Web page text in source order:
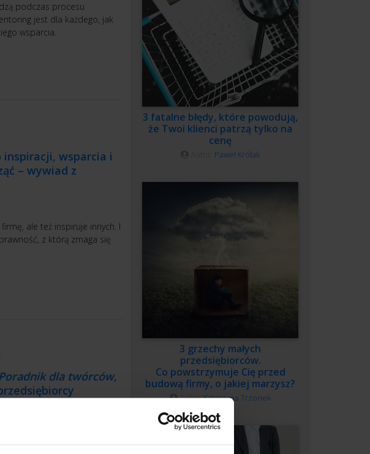
podczas procesu
jest dla każdego, jak
wsparcia.
inspiracji, wsparcia i
– wywiad z
ale też inspiruje innych. I
z którą zmaga się
dla twórców,
3 fatalne błędy, które powodują,
że Twoi klienci patrzą tylko na
cenę
Paweł Królak
3 grzechy małych
przedsiębiorców.
Co powstrzymuje Cię przed
budową firmy, o jakiej marzysz?
Autor:Katarzyna Trzonek